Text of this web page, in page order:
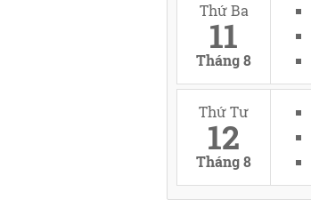
Thứ Ba
11
Tháng 8
Thứ Tư
12
Tháng 8